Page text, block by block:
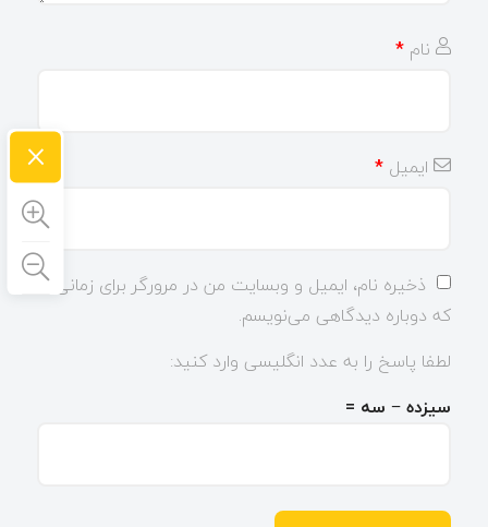
نام *
ایمیل *
ذخیره نام، ایمیل و وبسایت من در مرورگر برای زمانی
که دوباره دیدگاهی می‌نویسم.
لطفا پاسخ را به عدد انگلیسی وارد کنید:
سیزده − سه =
×